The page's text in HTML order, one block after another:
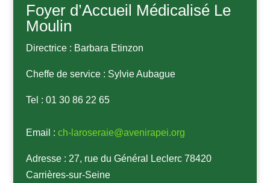
Foyer d’Accueil Médicalisé Le
Moulin
Directrice : Barbara Etinzon
Cheffe de service : Sylvie Aubague
Tel : 01 30 86 22 65
Email : ch-laroseraie@avenirapei.org
Adresse : 27, rue du Général Leclerc 78420
Carrières-sur-Seine